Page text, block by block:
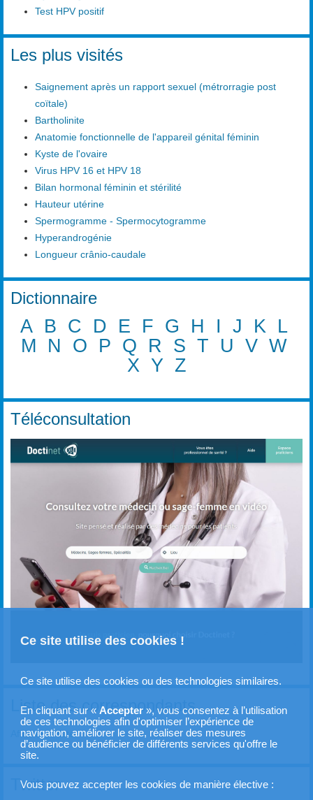
Ce site utilise des cookies !
Ce site utilise des cookies ou des technologies similaires.
En cliquant sur « Accepter», vous consentez à l’utilisation
de ces technologies afin d'optimiser l’expérience de
navigation, améliorer le site, réaliser des mesures
d’audience ou bénéficier de différents services qu'offre le
site.
Vous pouvez accepter les cookies de manière élective :
Test HPV positif
Les plus visités
Saignement après un rapport sexuel (métrorragie post
coïtale)
Bartholinite
Anatomie fonctionnelle de l'appareil génital féminin
Kyste de l'ovaire
Virus HPV 16 et HPV 18
Bilan hormonal féminin et stérilité
Hauteur utérine
Spermogramme - Spermocytogramme
Hyperandrogénie
Longueur crânio-caudale
Dictionnaire
A B C D E F G H I J K
L
M
N O P Q R S T U V W
X Y Z
Téléconsultation
Liste des correspondants
Afficher la liste
Twitter